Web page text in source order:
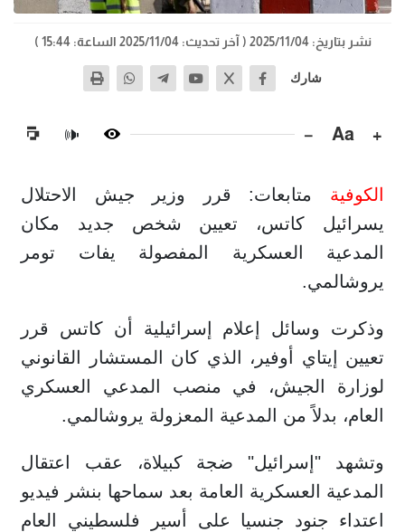
نشر بتاريخ: 2025/11/04 ( آخر تحديث: 2025/11/04 الساعة: 15:44 )
شارك
+
Aa
−
🔊
الكوفية متابعات: قرر وزير جيش الاحتلال
يسرائيل كاتس، تعيين شخص جديد مكان
المدعية العسكرية المفصولة يفات تومر
يروشالمي.
وذكرت وسائل إعلام إسرائيلية أن كاتس قرر
تعيين إيتاي أوفير، الذي كان المستشار القانوني
لوزارة الجيش، في منصب المدعي العسكري
العام، بدلاً من المدعية المعزولة يروشالمي.
وتشهد "إسرائيل" ضجة كبيلاة، عقب اعتقال
المدعية العسكرية العامة بعد سماحها بنشر فيديو
اعتداء جنود جنسيا على أسير فلسطيني العام